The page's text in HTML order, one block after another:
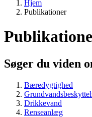
Hjem
Publikationer
Søger du viden
Bæredygtighed
Drikkevand
Renseanlæg